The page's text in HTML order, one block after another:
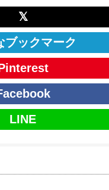
𝕏
ブックマーク
LINE